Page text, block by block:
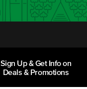
Sign Up & Get Info on
Deals & Promotions